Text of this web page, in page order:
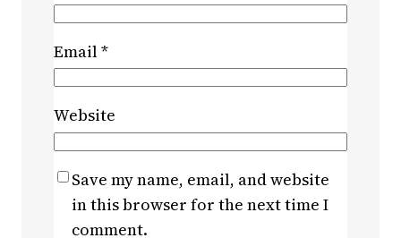
Email*
Website
Save my name, email, and website
in this browser for the next time I
comment.